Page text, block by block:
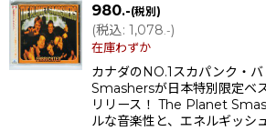
980.-(税別)
(税込: 1,078.-)
在庫わずか
カナダのNO.1スカパンク・
Smashersが日本特別限定ベ
リリース！ The Planet
ルな音楽性と、エネルギッシ